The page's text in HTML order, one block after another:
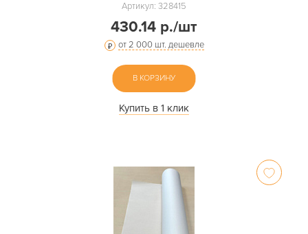
Артикул: 328415
430.14 р./шт
от 2 000 шт. дешевле
В КОРЗИНУ
Купить в 1 клик